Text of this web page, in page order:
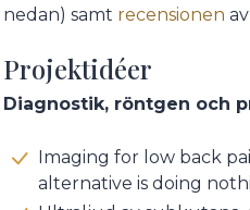
nedan) samt recensionen
Projektidéer
Diagnostik, röntgen och
Imaging for low back
alternative is doing